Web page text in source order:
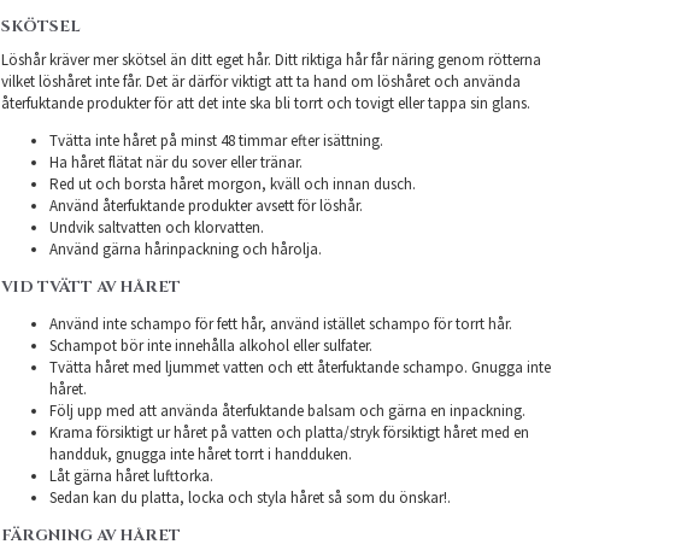
SKÖTSEL
Löshår kräver mer skötsel än ditt eget hår. Ditt riktiga hår får näring genom rötterna
vilket löshåret inte får. Det är därför viktigt att ta hand om löshåret och använda
återfuktande produkter för att det inte ska bli torrt och tovigt eller tappa sin glans.
Tvätta inte håret på minst 48 timmar efter isättning.
Ha håret flätat när du sover eller tränar.
Red ut och borsta håret morgon, kväll och innan dusch.
Använd återfuktande produkter avsett för löshår.
Undvik saltvatten och klorvatten.
Använd gärna hårinpackning och hårolja.
VID TVÄTT AV HÅRET
Använd inte schampo för fett hår, använd istället schampo för torrt hår.
Schampot bör inte innehålla alkohol eller sulfater.
Tvätta håret med ljummet vatten och ett återfuktande schampo. Gnugga inte
håret.
Följ upp med att använda återfuktande balsam och gärna en inpackning.
Krama försiktigt ur håret på vatten och platta/stryk försiktigt håret med en
handduk, gnugga inte håret torrt i handduken.
Låt gärna håret lufttorka.
Sedan kan du platta, locka och styla håret så som du önskar!.
FÄRGNING AV HÅRET